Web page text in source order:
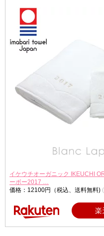
イケウチオーガニック IKEUCHI
ーボー2017 …
価格：12100円（税込、送料無料)
楽